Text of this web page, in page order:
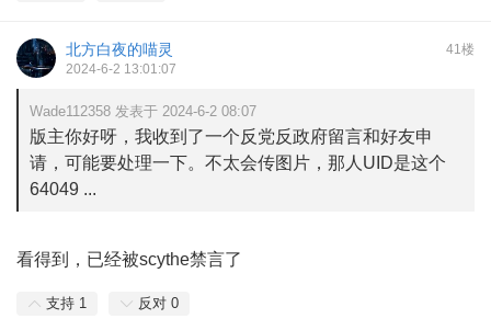
41楼
北方白夜的喵灵
2024-6-2 13:01:07
Wade112358 发表于 2024-6-2 08:07
版主你好呀，我收到了一个反党反政府留言和好友申
请，可能要处理一下。不太会传图片，那人UID是这个
64049 ...
看得到，已经被scythe禁言了
支持 1 反对 0